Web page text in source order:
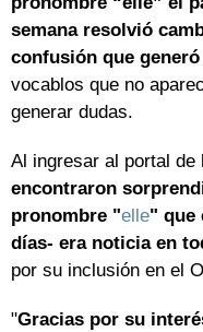
semana resolvió
confusión que
vocablos que no
generar dudas.
Al ingresar al portal de
encontraron
pronombre "elle" que
días- era noticia en
por su inclusión en el
"Gracias por su